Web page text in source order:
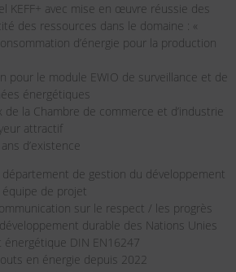
KEFF+ avec mise en œuvre réussie des
des ressources dans le domaine : «
d’énergie pour la production
pour le module EWIO de surveillance et de
énergétiques
la Chambre de commerce et d’industrie
attractif
d’existence
de gestion du développement
de projet
sur le respect / les progrès
durable des Nations Unies
énergétique DIN EN16247
en énergie depuis 2022